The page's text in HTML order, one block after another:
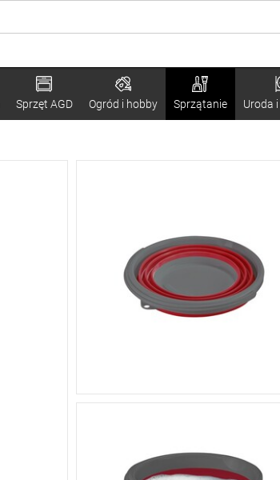
Sprzęt AGD Ogród i hobby Sprzątanie Uroda